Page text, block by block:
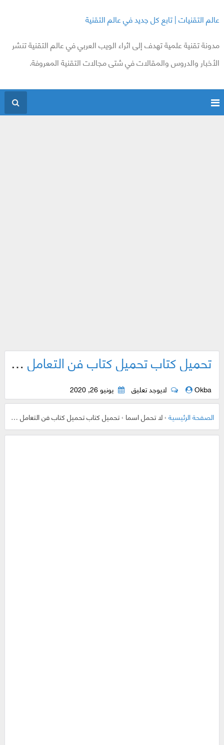
عالم التقنيات | تابع كل جديد في عالم التقنية
مدونة تقنية علمية تهدف إلى اثراء الويب العربي في عالم التقنية تنشر
الأخبار والدروس والمقالات في شتى مجالات التقنية المعروفة.
تحميل كتاب تحميل كتاب فن التعامل مع الناس pdf
Okba لايوجد تعليق يونيو 26, 2020
الصفحة الرئيسية›لا تحمل اسما›تحميل كتاب تحميل كتاب فن التعامل مع الناس pdf